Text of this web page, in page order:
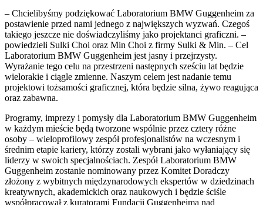
– Chcielibyśmy podziękować Laboratorium BMW Guggenheim za
postawienie przed nami jednego z największych wyzwań. Czegoś
takiego jeszcze nie doświadczyliśmy jako projektanci graficzni. –
powiedzieli Sulki Choi oraz Min Choi z firmy Sulki & Min. – Cel
Laboratorium BMW Guggenheim jest jasny i przejrzysty.
Wyrażanie tego celu na przestrzeni następnych sześciu lat będzie
wielorakie i ciągle zmienne. Naszym celem jest nadanie temu
projektowi tożsamości graficznej, która będzie silna, żywo reagująca
oraz zabawna.
Programy, imprezy i pomysły dla Laboratorium BMW Guggenheim
w każdym mieście będą tworzone wspólnie przez cztery różne
osoby – wieloprofilowy zespół profesjonalistów na wczesnym i
średnim etapie kariery, którzy zostali wybrani jako wyłaniający się
liderzy w swoich specjalnościach. Zespół Laboratorium BMW
Guggenheim zostanie nominowany przez Komitet Doradczy
złożony z wybitnych międzynarodowych ekspertów w dziedzinach
kreatywnych, akademickich oraz naukowych i będzie ściśle
współpracował z kuratorami Fundacji Guggenheima nad